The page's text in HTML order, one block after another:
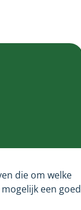
die om welke
een goed